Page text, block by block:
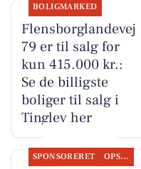
BOLIGMARKED
Flensborglandevej
79 er til salg for
kun 415.000 kr.:
Se de billigste
boliger til salg i
Tinglev her
SPONSORERET OPSLAGSTAVLEN